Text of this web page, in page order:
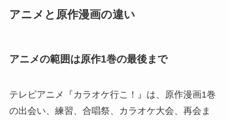
アニメと原作漫画の違い
アニメの範囲は原作1巻の最後まで
テレビアニメ『カラオケ行こ！』は、原作漫画1巻
の出会い、練習、合唱祭、カラオケ大会、再会ま